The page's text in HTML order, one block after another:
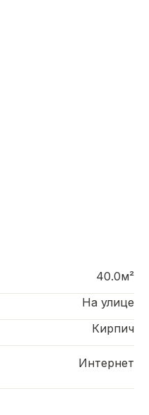
40.0м²
На улице
Кирпич
Интернет